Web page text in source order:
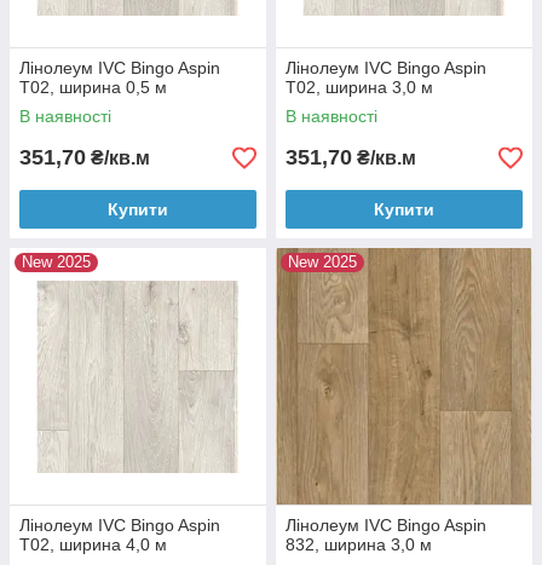
Лінолеум IVC Bingo Aspin
T02, ширина 0,5 м
В наявності
351,70 ₴/кв.м
Купити
Лінолеум IVC Bingo Aspin
T02, ширина 3,0 м
В наявності
351,70 ₴/кв.м
Купити
New 2025
Лінолеум IVC Bingo Aspin
T02, ширина 4,0 м
New 2025
Лінолеум IVC Bingo Aspin
832, ширина 3,0 м